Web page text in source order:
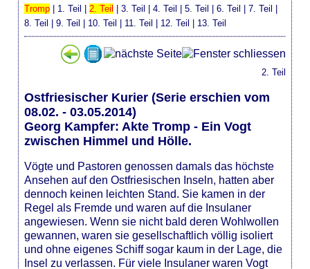
Tromp | 1. Teil | 2. Teil |3. Teil |4. Teil |5. Teil |6. Teil |7. Teil |
8. Teil |9. Teil | 10. Teil | 11. Teil | 12. Teil | 13. Teil
2. Teil
Ostfriesischer Kurier (Serie erschien vom
08.02. - 03.05.2014)
Georg Kampfer: Akte Tromp - Ein Vogt
zwischen Himmel und Hölle.
Vögte und Pastoren genossen damals das höchste
Ansehen auf den Ostfriesischen Inseln, hatten aber
dennoch keinen leichten Stand. Sie kamen in der
Regel als Fremde und waren auf die Insulaner
angewiesen. Wenn sie nicht bald deren Wohlwollen
gewannen, waren sie gesellschaftlich völlig isoliert
und ohne eigenes Schiff sogar kaum in der Lage, die
Insel zu verlassen. Für viele Insulaner waren Vogt